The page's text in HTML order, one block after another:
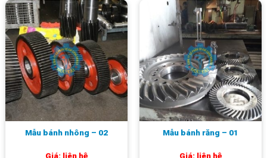
Mẫu bánh nhông – 02
Giá: liên hệ
Mẫu bánh răng – 01
Giá: liên hệ